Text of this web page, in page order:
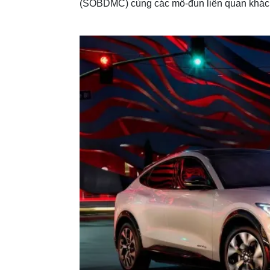
(SOBDMC) cùng các mô-đun liên quan